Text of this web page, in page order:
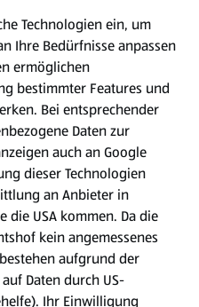
Technologien ein, um
Ihre Bedürfnisse anpassen
ermöglichen
bestimmter Features und
Bei entsprechender
Daten zur
auch an Google
dieser Technologien
an Anbieter in
die USA kommen. Da die
kein angemessenes
aufgrund der
Daten durch US-
Ihr Einwilligung